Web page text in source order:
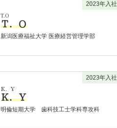
T.O
Ｔ．Ｏ
新潟医療福祉大学 医療経営管理学部
2023年入社
Ｋ．Ｙ
Ｋ．Ｙ
明倫短期大学 歯科技工士学科専攻科
2023年入社